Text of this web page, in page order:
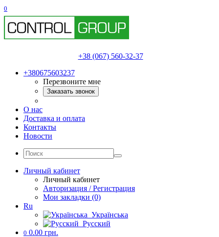
0
+38 (067) 560-32-37
+380675603237
Перезвоните мне
Заказать звонок
О нас
Доставка и оплата
Контакты
Новости
Личный кабинет
Личный кабинет
Авторизация / Регистрация
Мои закладки (0)
Ru
Українська
Русский
0 0.00 грн.